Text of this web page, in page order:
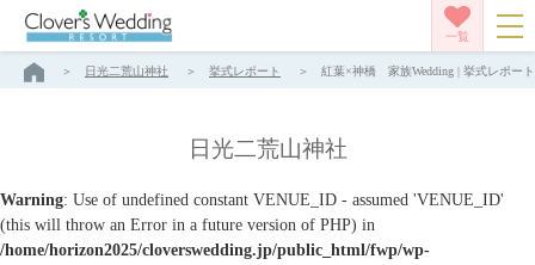
一覧
日光二荒山神社 挙式レポート 紅葉×神橋 家族Wedding | 挙式レポー
日光二荒山神社
Warning: Use of undefined constant VENUE_ID - assumed 'VENUE_ID'
(this will throw an Error in a future version of PHP) in
/home/horizon2025/cloverswedding.jp/public_html/fwp/wp-